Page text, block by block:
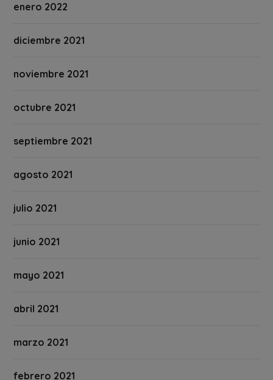
enero 2022
diciembre 2021
noviembre 2021
octubre 2021
septiembre 2021
agosto 2021
julio 2021
junio 2021
mayo 2021
abril 2021
marzo 2021
febrero 2021